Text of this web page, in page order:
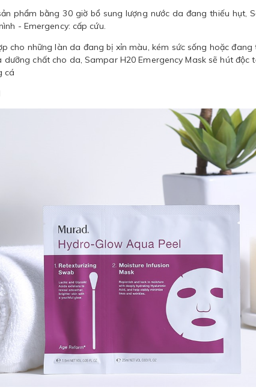
phẩm bằng 30 giờ bổ sung lượng nước da đang thiếu hụt,
- Emergency: cấp cứu.
cho những làn da đang bị xỉn màu, kém sức sống hoặc đang
dưỡng chất cho da, Sampar H20 Emergency Mask sẽ hút
cá